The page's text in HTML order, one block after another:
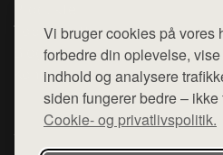
Vi bruger cookies på vores
forbedre din oplevelse,
indhold og analysere
siden fungerer bedre –
Cookie- og privatlivspolitik.
Top Rabatter
Blog
Kontakt